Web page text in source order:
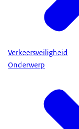
Verkeersveiligheid
Onderwerp